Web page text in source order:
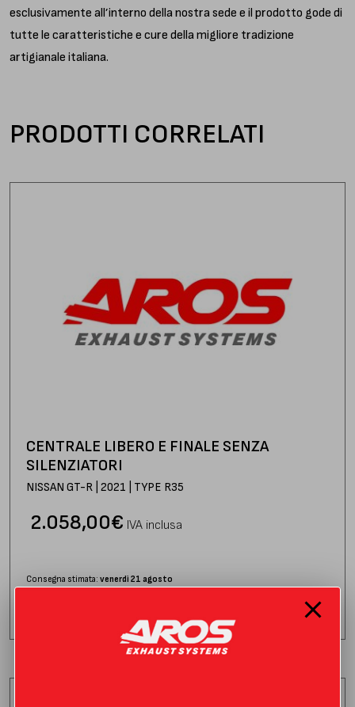
esclusivamente all’interno della nostra sede e il prodotto gode di
tutte le caratteristiche e cure della migliore tradizione
artigianale italiana.
PRODOTTI CORRELATI
CENTRALE LIBERO E FINALE SENZA
SILENZIATORI
NISSAN GT-R | 2021 | TYPE R35
€
2.058,00 IVA inclusa
Consegna stimata: venerdì 21 agosto